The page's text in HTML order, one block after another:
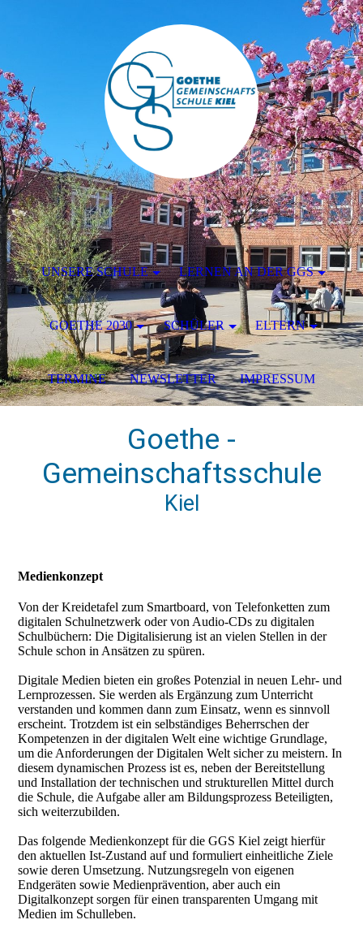
Goethe -
Gemeinschaftsschule
Kiel
Medienkonzept
Von der Kreidetafel zum Smartboard, von Telefonketten zum
digitalen Schulnetzwerk oder von Audio-CDs zu digitalen
Schulbüchern: Die Digitalisierung ist an vielen Stellen in der
Schule schon in Ansätzen zu spüren.
Digitale Medien bieten ein großes Potenzial in neuen Lehr- und
Lernprozessen. Sie werden als Ergänzung zum Unterricht
verstanden und kommen dann zum Einsatz, wenn es sinnvoll
erscheint. Trotzdem ist ein selbständiges Beherrschen der
Kompetenzen in der digitalen Welt eine wichtige Grundlage,
um die Anforderungen der Digitalen Welt sicher zu meistern. In
diesem dynamischen Prozess ist es, neben der Bereitstellung
und Installation der technischen und strukturellen Mittel durch
die Schule, die Aufgabe aller am Bildungsprozess Beteiligten,
sich weiterzubilden.
Das folgende Medienkonzept für die GGS Kiel zeigt hierfür
den aktuellen Ist-Zustand auf und formuliert einheitliche Ziele
sowie deren Umsetzung. Nutzungsregeln von eigenen
Endgeräten sowie Medienprävention, aber auch ein
Digitalkonzept sorgen für einen transparenten Umgang mit
Medien im Schulleben.
UNSERE SCHULE LERNEN AN DER GGS
GOETHE 2030 SCHÜLER ELTERN
TERMINE NEWSLETTER IMPRESSUM